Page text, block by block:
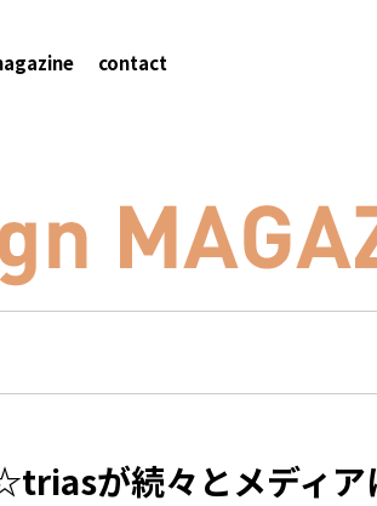
contact
が続々とメディ